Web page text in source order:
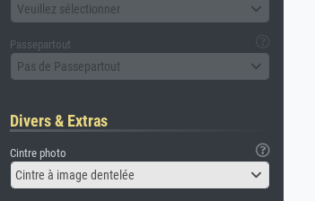
Veuillez sélectionner
Passepartout
Pas de Passepartout
Divers & Extras
Cintre photo
Cintre à image dentelée